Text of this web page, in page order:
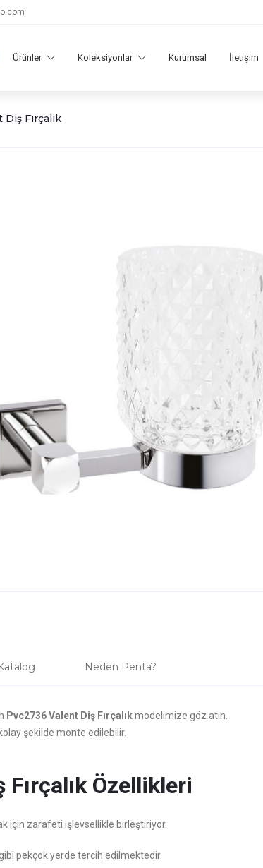
Ürünler Koleksiyonlar Kurumsal İletişim
Fırçalık
Neden Penta?
Pvc2736 Valent Diş Fırçalıkmodelimize göz atın.
şekilde monte edilebilir.
Özellikleri
için zarafeti işlevsellikle birleştiriyor.
pekçok yerde tercih edilmektedir.